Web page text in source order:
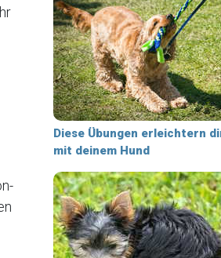
Diese Übungen erleichtern
mit deinem Hund